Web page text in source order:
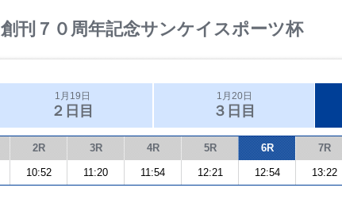
創刊７０周年記念サンケイスポーツ杯
1月19日
２日目
1月20日
３日目
2R 3R 4R 5R 6R 7R
10:52 11:20 11:54 12:21 12:54 13:22